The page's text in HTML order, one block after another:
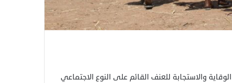
والاستجابة للعنف القائم على النوع الاجتماعي